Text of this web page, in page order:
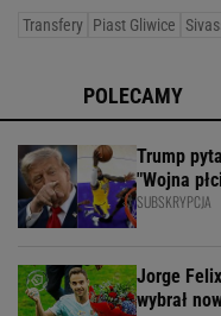
Transfery Piast Gliwice
POLECAMY
Trump
"Wojna
SUBSKRYPCJA
Jorge
wybrał